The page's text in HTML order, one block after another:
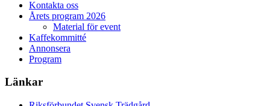
Kontakta oss
Årets program 2026
Material för event
Kaffekommitté
Annonsera
Program
Länkar